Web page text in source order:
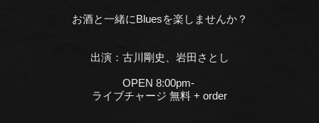
お酒と一緒にBluesを楽しませんか？
出演： 古川剛史、岩田さとし
OPEN 8:00pm-
ライブチャージ 無料 + order